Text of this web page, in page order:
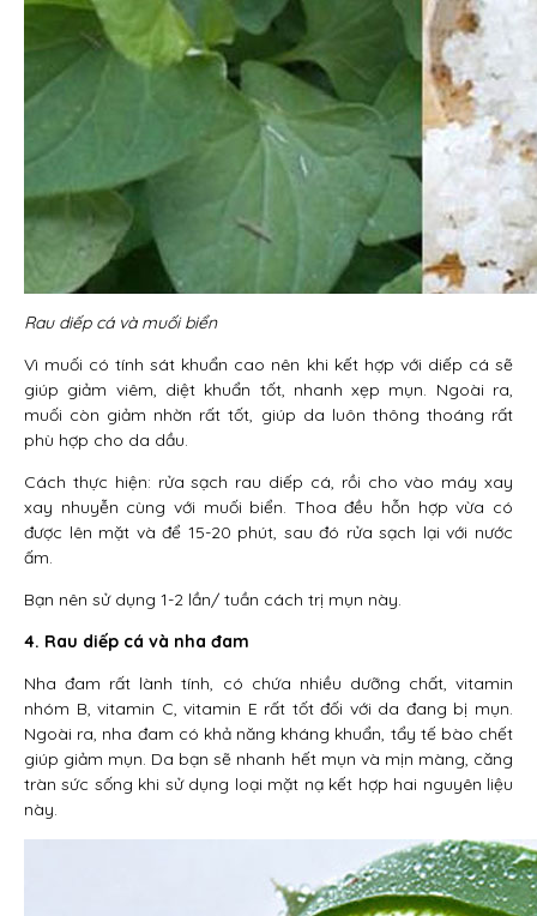
Rau diếp cá và muối biển
Vì muối có tính sát khuẩn cao nên khi kết hợp với diếp cá sẽ
giúp giảm viêm, diệt khuẩn tốt, nhanh xẹp mụn. Ngoài ra,
muối còn giảm nhờn rất tốt, giúp da luôn thông thoáng rất
phù hợp cho da dầu.
Cách thực hiện: rửa sạch rau diếp cá, rồi cho vào máy xay
xay nhuyễn cùng với muối biển. Thoa đều hỗn hợp vừa có
được lên mặt và để 15-20 phút, sau đó rửa sạch lại với nước
ấm.
Bạn nên sử dụng 1-2 lần/ tuần cách trị mụn này.
4. Rau diếp cá và nha đam
Nha đam rất lành tính, có chứa nhiều dưỡng chất, vitamin
nhóm B, vitamin C, vitamin E rất tốt đối với da đang bị mụn.
Ngoài ra, nha đam có khả năng kháng khuẩn, tẩy tế bào chết
giúp giảm mụn. Da bạn sẽ nhanh hết mụn và mịn màng, căng
tràn sức sống khi sử dụng loại mặt nạ kết hợp hai nguyên liệu
này.